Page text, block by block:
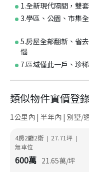
1.全新現代隔間，雙
3.學區、公園、市集
5.房屋全部翻新、省
惱
7.區域僅此一戶、珍
類似物件實價登
1公里內 | 半年內 | 別墅/
4房2廳2衛 | 27.71坪 |
無車位
600萬 21.65萬/坪